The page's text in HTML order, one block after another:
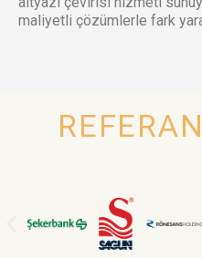
maliyetli çözümlerle fark